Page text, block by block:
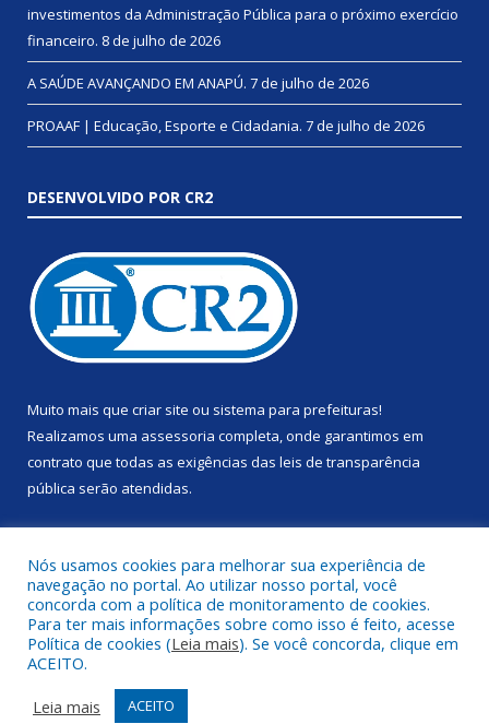
investimentos da Administração Pública para o próximo exercício
financeiro. 8 de julho de 2026
A SAÚDE AVANÇANDO EM ANAPÚ. 7 de julho de 2026
PROAAF | Educação, Esporte e Cidadania. 7 de julho de 2026
DESENVOLVIDO POR CR2
Muito mais que criar site ou sistema para prefeituras!
Realizamos uma assessoria completa, onde garantimos em
contrato que todas as exigências das leis de transparência
pública serão atendidas.
Todos os direitos reservados a Prefeitura Municipal de Anapu.
Mapa do Site
Acessar Área Administrativa
Nós usamos cookies para melhorar sua experiência de
navegação no portal. Ao utilizar nosso portal, você
concorda com a política de monitoramento de cookies.
Para ter mais informações sobre como isso é feito, acesse
Política de cookies (Leia mais). Se você concorda, clique em
ACEITO.
Leia mais
ACEITO